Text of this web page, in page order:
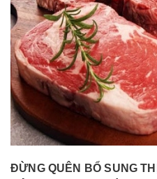
ĐỪNG QUÊN BỔ SUNG